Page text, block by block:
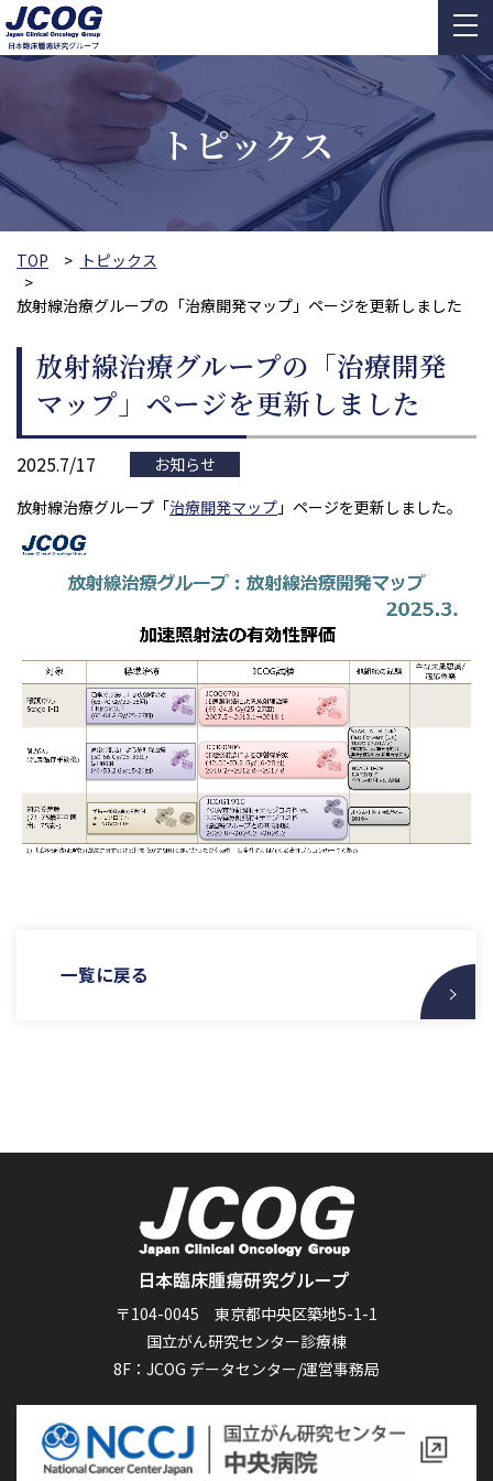
トピックス
TOP トピックス
放射線治療グループの「治療開発マップ」ページを更新しました
放射線治療グループの「治療開発
マップ」ページを更新しました
2025.7/17
お知らせ
放射線治療グループ「治療開発マップ 」ページを更新しました。
一覧に戻る
〒104-0045 東京都中央区築地5-1-1
国立がん研究センター診療棟
8F：JCOG データセンター/運営事務局